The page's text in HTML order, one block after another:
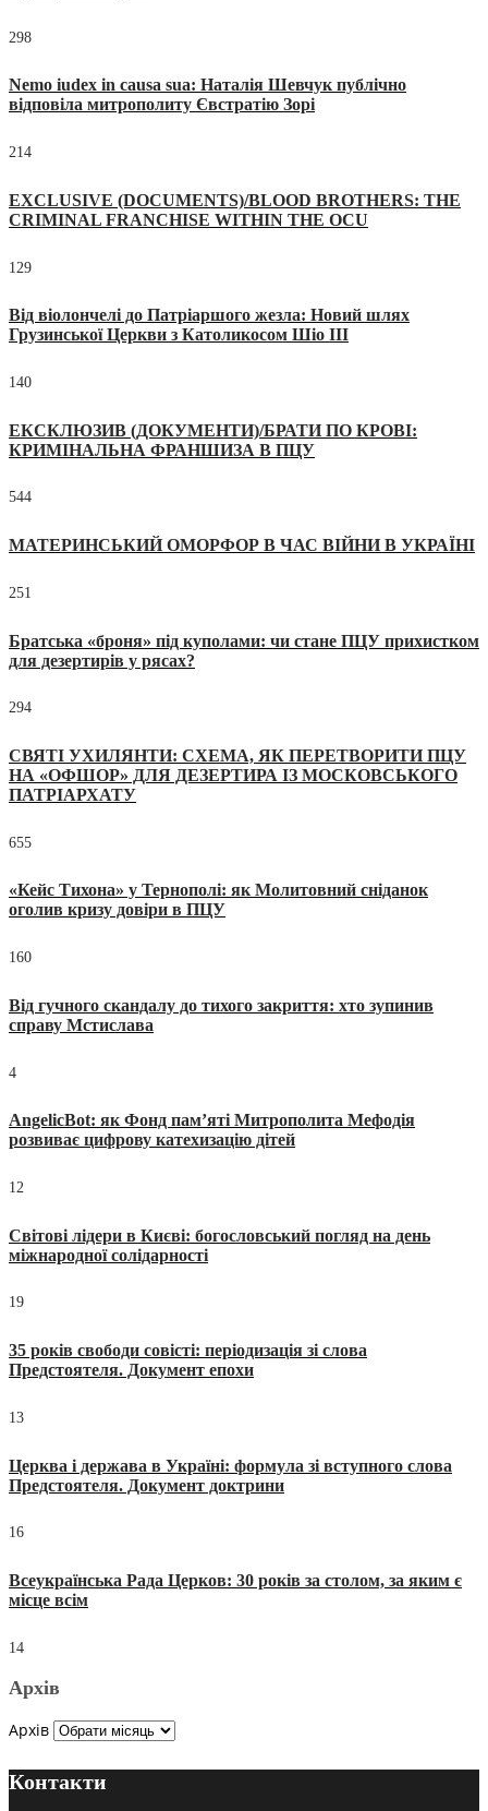
298
Nemo iudex in causa sua: Наталія Шевчук публічно
відповіла митрополиту Євстратію Зорі
214
EXCLUSIVE (DOCUMENTS)/BLOOD BROTHERS: THE
CRIMINAL FRANCHISE WITHIN THE OCU
129
Від віолончелі до Патріаршого жезла: Новий шлях
Грузинської Церкви з Католикосом Шіо III
140
ЕКСКЛЮЗИВ (ДОКУМЕНТИ)/БРАТИ ПО КРОВІ:
КРИМІНАЛЬНА ФРАНШИЗА В ПЦУ
544
МАТЕРИНСЬКИЙ ОМОРФОР В ЧАС ВІЙНИ В УКРАЇНІ
251
Братська «броня» під куполами: чи стане ПЦУ прихистком
для дезертирів у рясах?
294
СВЯТІ УХИЛЯНТИ: СХЕМА, ЯК ПЕРЕТВОРИТИ ПЦУ
НА «ОФШОР» ДЛЯ ДЕЗЕРТИРА ІЗ МОСКОВСЬКОГО
ПАТРІАРХАТУ
655
«Кейс Тихона» у Тернополі: як Молитовний сніданок
оголив кризу довіри в ПЦУ
160
Від гучного скандалу до тихого закриття: хто зупинив
справу Мстислава
4
AngelicBot: як Фонд пам’яті Митрополита Мефодія
розвиває цифрову катехизацію дітей
12
Світові лідери в Києві: богословський погляд на день
міжнародної солідарності
19
35 років свободи совісті: періодизація зі слова
Предстоятеля. Документ епохи
13
Церква і держава в Україні: формула зі вступного слова
Предстоятеля. Документ доктрини
16
Всеукраїнська Рада Церков: 30 років за столом, за яким є
місце всім
14
Архів
Архів
Контакти